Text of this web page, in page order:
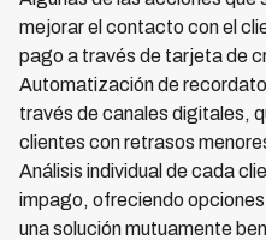
mejorar el contacto con el
pago a través de tarjeta de
Automatización de
través de canales digitales,
clientes con retrasos
Análisis individual de cada
impago, ofreciendo
una solución mutuamente